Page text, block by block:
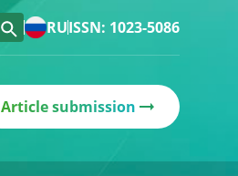
RUISSN: 1023-5086
Article submission